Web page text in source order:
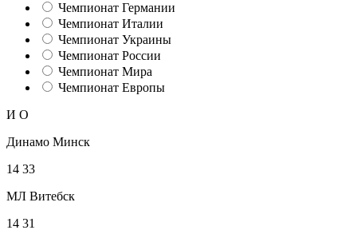
Чемпионат Германии
Чемпионат Италии
Чемпионат Украины
Чемпионат России
Чемпионат Мира
Чемпионат Европы
И О
Динамо Минск
14 33
МЛ Витебск
14 31